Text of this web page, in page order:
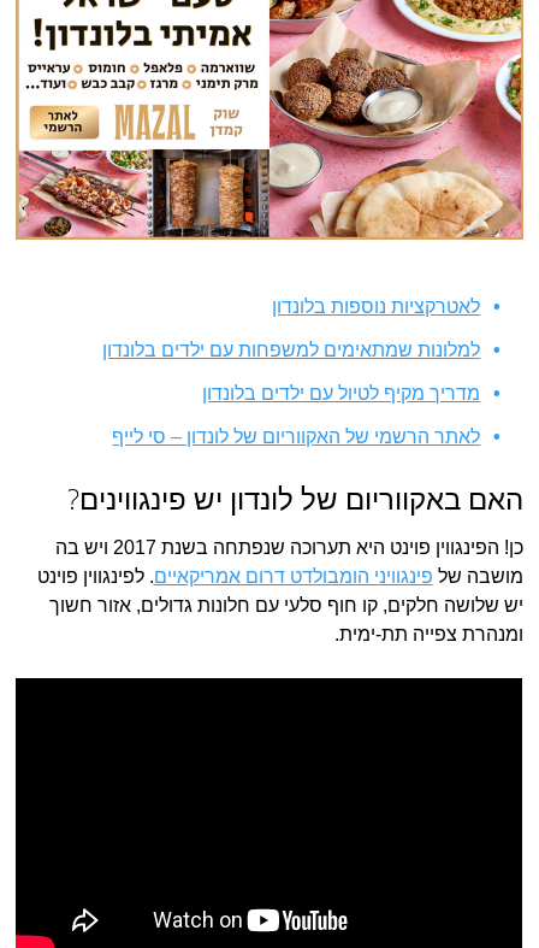
לאטרקציות נוספות בלונדון
למלונות שמתאימים למשפחות עם ילדים בלונדון
מדריך מקיף לטיול עם ילדים בלונדון
לאתר הרשמי של האקווריום של לונדון – סי לייף
האם באקווריום של לונדון יש פינגווינים?
כן! הפינגווין פוינט היא תערוכה שנפתחה בשנת 2017 ויש בה
מושבה של פינגוויני הומבולדט דרום אמריקאיים. לפינגווין פוינט
יש שלושה חלקים, קו חוף סלעי עם חלונות גדולים, אזור חשוך
ומנהרת צפייה תת-ימית.